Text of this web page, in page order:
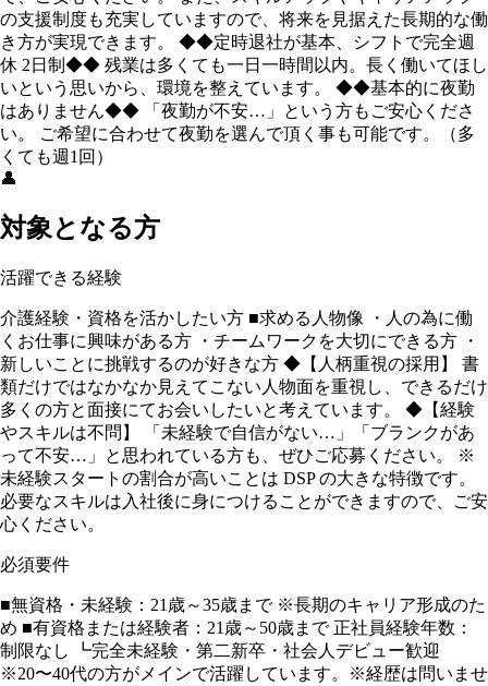
の⽀援制度も充実していますので、将来を⾒据えた長期的な働
き方が実現できます。 ◆◆定時退社が基本、シフトで完全週
休 2日制◆◆ 残業は多くても一日一時間以内。長く働いてほし
いという思いから、環境を整えています。 ◆◆基本的に夜勤
はありません◆◆ 「夜勤が不安…」という方もご安心くださ
い。 ご希望に合わせて夜勤を選んで頂く事も可能です。（多
くても週1回）
👤
対象となる方
活躍できる経験
介護経験・資格を活かしたい方 ■求める人物像 ・人の為に働
くお仕事に興味がある方 ・チームワークを大切にできる方 ・
新しいことに挑戦するのが好きな方 ◆【人柄重視の採用】 書
類だけではなかなか⾒えてこない人物⾯を重視し、できるだけ
多くの方と⾯接にてお会いしたいと考えています。 ◆【経験
やスキルは不問】 「未経験で自信がない…」「ブランクがあ
って不安…」と思われている方も、ぜひご応募ください。 ※
未経験スタートの割合が⾼いことは DSP の⼤きな特徴です。
必要なスキルは入社後に身につけることができますので、ご安
⼼ください。
必須要件
■無資格・未経験：21歳～35歳まで ※長期のキャリア形成のた
め ■有資格または経験者：21歳～50歳まで 正社員経験年数：
制限なし ┗完全未経験・第⼆新卒・社会⼈デビュー歓迎
※20〜40代の方がメインで活躍しています。※経歴は問いませ